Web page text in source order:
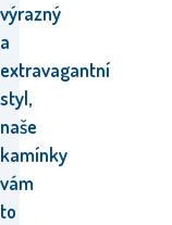
výrazný
a
extravagantní
styl,
naše
kamínky
vám
to